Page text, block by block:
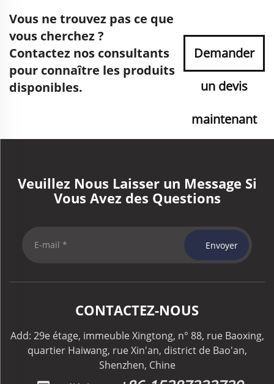
Vous ne trouvez pas ce que
vous cherchez ?
Contactez nos consultants
pour connaître les produits
disponibles.
Demander
un devis
maintenant
Veuillez Nous Laisser un Message Si
Vous Avez des Questions
Envoyer
CONTACTEZ-NOUS
Add: 29e étage, immeuble Xingtong, n° 88, rue Baoxing,
quartier Haiwang, rue Xin'an, district de Bao'an,
Shenzhen, Chine